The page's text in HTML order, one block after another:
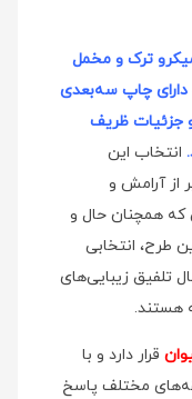
میکرو ترک و مخمل
دارای چاپ سه‌بعدی
جزئیات ظریف
انتخاب این
از آرامش و
که همچنان حال و
طرح، انتخابی
تلفیق زیبایی‌های
هستند.
قرار دارد و با
مختلف پاسخ